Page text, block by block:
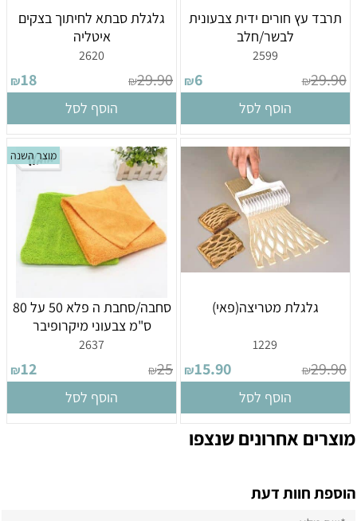
תרבד עץ חורים ידית צבעונית
לבשר/חלב
2599
₪29.90
₪6
הוסף לסל
גלגלת סבתא לחיתוך בצקים
איטליה
2620
₪29.90
₪18
הוסף לסל
גלגלת מטריצה(פאי)
1229
₪29.90
₪15.90
הוסף לסל
מוצר השנה
סחבה/סחבת ה פלא 50 על 80
ס"מ צבעוני מיקרופיבר
2637
₪25
₪12
הוסף לסל
מוצרים אחרונים שנצפו
הוספת חוות דעת